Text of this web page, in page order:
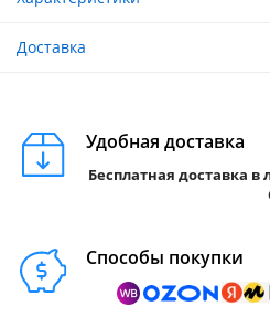
Доставка
Удобная доставка
Бесплатная доставка в
Способы покупки